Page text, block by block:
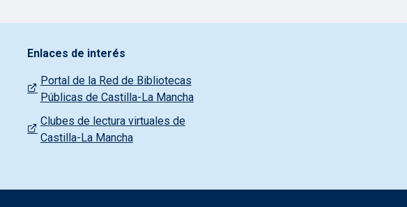
Enlaces de interés
Portal de la Red de Bibliotecas
Públicas de Castilla-La Mancha
Clubes de lectura virtuales de
Castilla-La Mancha